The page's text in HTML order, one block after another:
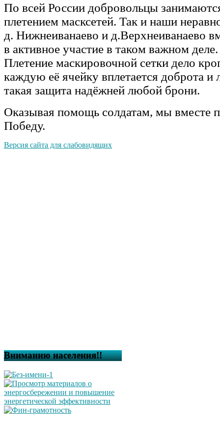
По всей России добровольцы
плетением масксетей. Так и наши
д. Нижнеиванаево и д.Верхнеиванаево
в активное участие в таком важном деле.
Плетение маскировочной сетки дело
каждую её ячейку вплетается доброта
такая защита надёжней любой брони.
Оказывая помощь солдатам, мы вместе
Победу.
Версия сайта для слабовидящих
Вниманию населения!!